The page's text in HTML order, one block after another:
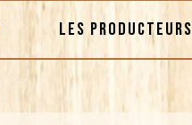
LES PRODUCTEURS